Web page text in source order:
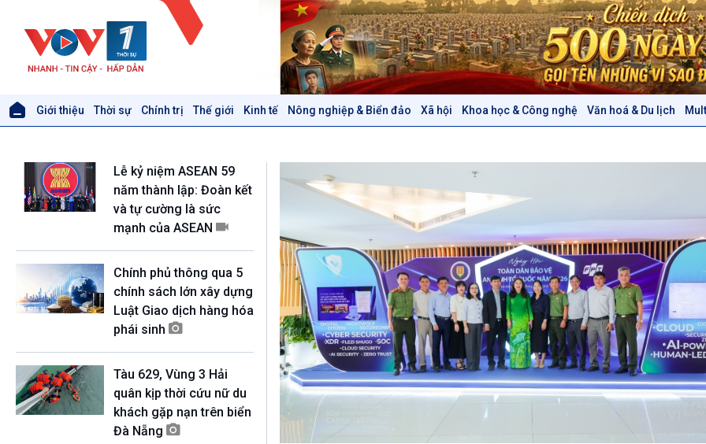
Giới thiệu Thời sự Chính trị Thế giới Kinh tế Nông nghiệp & Biển đảo Xã hội Khoa học & Công nghệ Văn hoá & Du lịch
Thời sự 12h
Thời sự 18h
Thời sự 21h30
Bản tin
Chuyên mục
Theo dòng Thời sự
Chính phủ với người dân
Quốc hội với cử tri
Xây dựng đảng
Đảng trong cuộc sống
Nhận diện sự thật
Pháp luật và đời sống
Biên cương - Một dải vững
bền
Xã hội
Tin Đời sống & Xã hội
Chuyển đổi Xanh
Tài nguyên và Môi trường
Chuyên gia của bạn
Xã hội chuyển động
Khoa học & Công nghệ
Tin Khoa học & Công nghệ
Kết nối công nghệ
Sống chung với biến đổi
khí hậu
Văn hoá & Du lịch
Tin Văn hoá & Du lịch
Chát với người nổi tiếng
Câu chuyện Thể thao
Multimedia
Ảnh
Video
Infographic
E-Magazine
Lễ kỷ niệm ASEAN 59
năm thành lập: Đoàn kết
và tự cường là sức
mạnh của ASEAN
Chính phủ thông qua 5
chính sách lớn xây dựng
Luật Giao dịch hàng hóa
phái sinh
Tàu 629, Vùng 3 Hải
quân kịp thời cứu nữ du
khách gặp nạn trên biển
Đà Nẵng